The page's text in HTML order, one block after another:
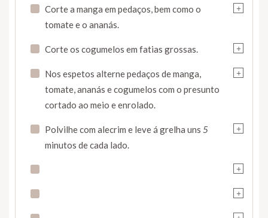
+
Corte a manga em pedaços, bem como o
tomate e o ananás.
+
Corte os cogumelos em fatias grossas.
+
Nos espetos alterne pedaços de manga,
tomate, ananás e cogumelos com o presunto
cortado ao meio e enrolado.
+
Polvilhe com alecrim e leve á grelha uns 5
minutos de cada lado.
+
+